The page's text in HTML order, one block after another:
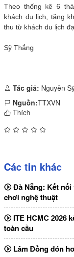
Theo thống kê 6
khách du lịch, tăng
thu từ khách du lịch
Sỹ Thắng
Tác giả: Nguyễn
Nguồn:TTXVN
Thích
Các tin khác
Đà Nẵng: Kết nối
chơi nghệ thuật
ITE HCMC 2026
toàn cầu
Lâm Đồng đón